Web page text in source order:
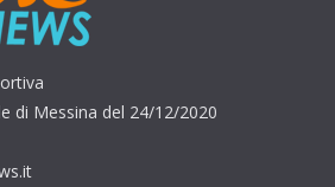
di Messina del 24/12/2020